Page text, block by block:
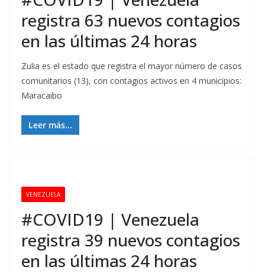
registra 63 nuevos contagios
en las últimas 24 horas
Zulia es el estado que registra el mayor número de casos
comunitarios (13), con contagios activos en 4 municipios:
Maracaibo
Leer más...
VENEZUELA
#COVID19 | Venezuela
registra 39 nuevos contagios
en las últimas 24 horas